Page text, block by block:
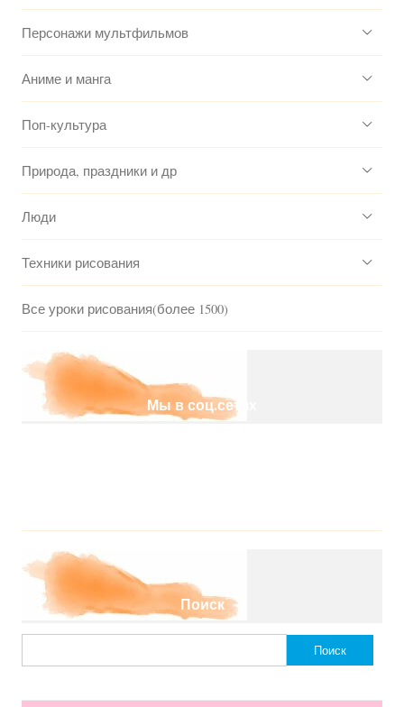
Персонажи мультфильмов
Аниме и манга
Поп-культура
Природа, праздники и др
Люди
Техники рисования
Все уроки рисования(более 1500)
Мы в соц.сетях
Поиск